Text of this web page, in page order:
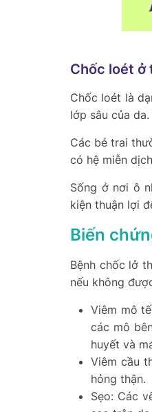
Chốc loét ở
Chốc loét là
lớp sâu của
Các bé trai
có hệ miễn
Sống ở nơi ô
kiện thuận lợi
Biến
Bệnh chốc lở
nếu không
Viêm mô
các mô
huyết và
Viêm cầu
hỏng thận.
Sẹo: Các